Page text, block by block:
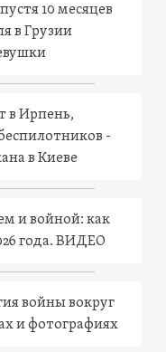
10 месяцев
в Грузии
в Ирпень,
-
в Киеве
и войной: как
года. ВИДЕО
войны вокруг
и фотографиях